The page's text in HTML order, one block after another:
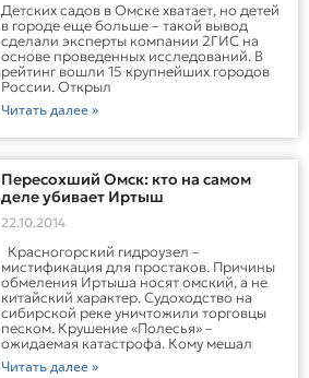
Детских садов в Омске хватает, но детей
в городе еще больше – такой вывод
сделали эксперты компании 2ГИС на
основе проведенных исследований. В
рейтинг вошли 15 крупнейших городов
России. Открыл
Читать далее »
Пересохший Омск: кто на самом
деле убивает Иртыш
22.10.2014
Красногорский гидроузел –
мистификация для простаков. Причины
обмеления Иртыша носят омский, а не
китайский характер. Судоходство на
сибирской реке уничтожили торговцы
песком. Крушение «Полесья» –
ожидаемая катастрофа. Кому мешал
Читать далее »